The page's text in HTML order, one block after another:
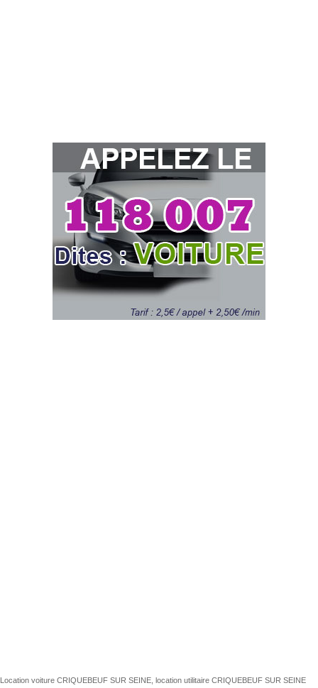
Location voiture CRIQUEBEUF SUR SEINE, location utilitaire CRIQUEBEUF SUR SEINE